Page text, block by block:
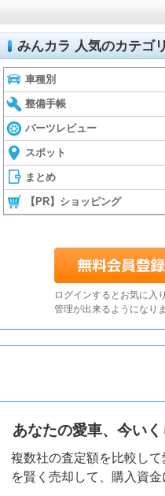
みんカラ 人気のカテゴリ
車種別
整備手帳
パーツレビュー
スポット
まとめ
【PR】ショッピング
ログインするとお気に入
管理が出来るようになり
あなたの愛車、今いく
複数社の査定額を比較し
を賢く売却して、購入資金